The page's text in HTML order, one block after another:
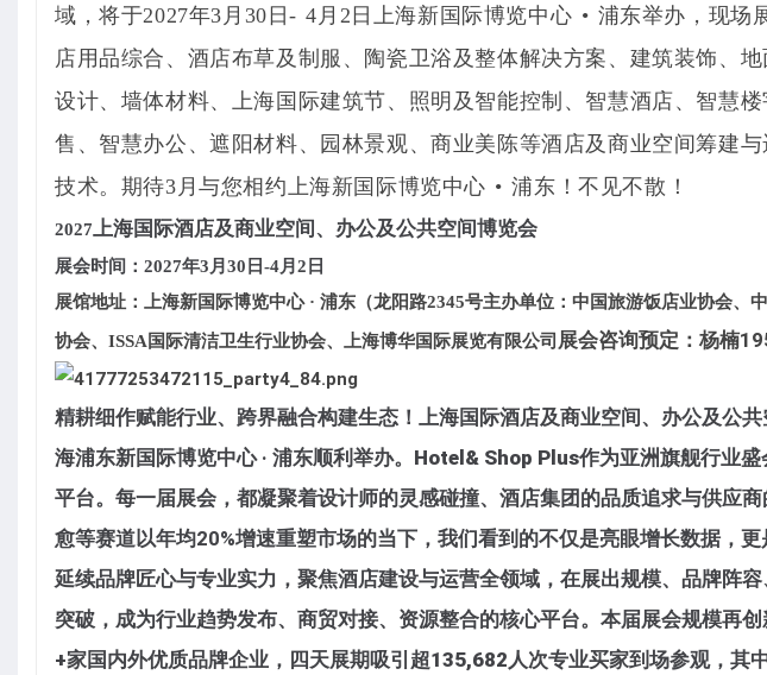
域，将于2027年3月30日- 4月2日上海新国际博览中心 • 浦东举办， 现场
店用品综合、酒店布草及制服、陶瓷卫浴及整体解决方案、建筑装饰、
设计、墙体材料、上海国际建筑节、照明及智能控制、智慧酒店、智慧
售、智慧办公、遮阳材料、园林景观、商业美陈等酒店及商业空间筹建
技术。期待3月与您相约上海新国际博览中心 • 浦东！不见不散！
2027上海国际酒店及商业空间、办公及公共空间博览会
展会时间：2027年3月30日-4月2日
展馆地址：上海新国际博览中心 · 浦东（龙阳路2345号主办单位：中国旅游饭店业协会、
协会、ISSA国际清洁卫生行业协会、上海博华国际展览有限公司 展会咨询预定：杨楠
精耕细作赋能行业、跨界融合构建生态！ 上海国际酒店及商业空间、办公及公
海浦东新国际博览中心 · 浦东顺利举办。 Hotel& Shop Plus作为亚洲旗舰行业
平台。每一届展会，都凝聚着设计师的灵感碰撞、酒店集团的品质追求与供应
愈等赛道以年均20%增速重塑市场的当下，我们看到的不仅是亮眼增长数据，
延续品牌匠心与专业实力，聚焦酒店建设与运营全领域，在展出规模、品牌阵
突破，成为行业趋势发布、商贸对接、资源整合的核心平台。 本届展会规模再
+家国内外优质品牌企业，四天展期吸引超135,682人次专业买家到场参观，其